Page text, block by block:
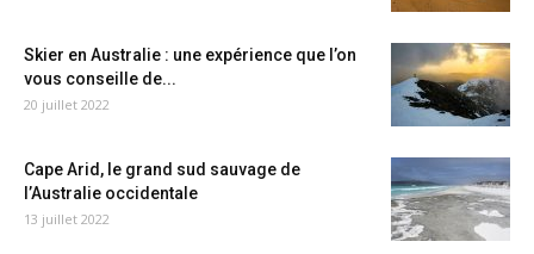
Skier en Australie : une expérience que l’on
vous conseille de...
20 juillet 2022
Cape Arid, le grand sud sauvage de
l’Australie occidentale
13 juillet 2022